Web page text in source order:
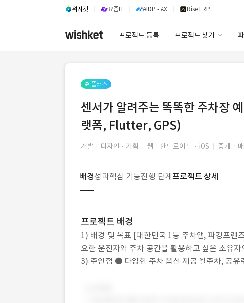
위시켓 요즘IT AIDP - AX Rise ERP
프로젝트 등록 프로젝트 찾기
플러스
센서가 알려주는 똑똑한 주차장
랫폼, Flutter, GPS)
개발 · 디자인 · 기획 웹 · 안드로이드 · iOS 중개ㆍ
배경성과핵심 기능진행 단계 프로젝트 상세
프로젝트 배경
1) 배경 및 목표 [대한민국 1등 주차앱, 파킹프렌
요한 운전자와 주차 공간을 활용하고 싶은 소유
3) 주안점 ● 다양한 주차 옵션 제공 월주차, 공유